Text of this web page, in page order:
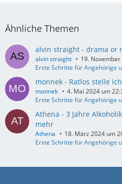
Ähnliche Themen
alvin straight - drama or
alvin straight
19.
Erste Schritte für Angehörige
monnek - Ratlos stelle
monnek
4. Mai 2024 um
Erste Schritte für Angehörige
Athena - 3 Jahre
mehr
Athena
18. März 2024 um
Erste Schritte für Angehörige